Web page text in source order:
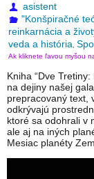
asistent
"Konšpiračné
reinkarnácia a
veda a história
Ak kliknete ľavou myšou
Kniha “Dve
na dejiny našej
prepracovaný text,
odkrývajú
ktoré sa odohrali v
ale aj na iných
Mesiac planéty